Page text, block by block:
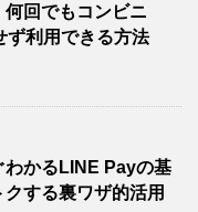
何回でもコンビニ
ず利用できる方法
わかるLINE Payの基
する裏ワザ的活用